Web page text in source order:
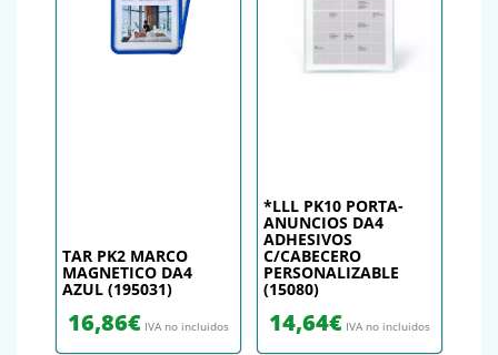
TAR PK2 MARCO
MAGNETICO DA4
AZUL (195031)
16,86€ IVA no incluidos
*LLL PK10 PORTA-
ANUNCIOS DA4
ADHESIVOS
C/CABECERO
PERSONALIZABLE
(15080)
14,64€ IVA no incluidos